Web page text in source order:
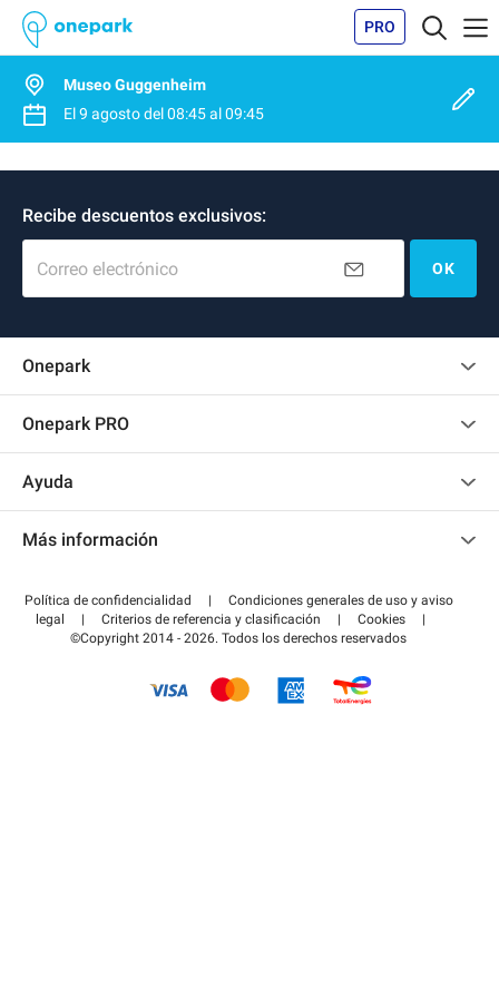
PRO
Museo Guggenheim
El9 agostodel08:45al09:45
Recibe descuentos exclusivos:
Correo electrónico OK
Onepark
Onepark PRO
Convertirse en colaborador
Acceder a mi área de colaborador
Ayuda
Pagar el aparcamiento FLOW
Más información
Guía de estacionamiento
Política de confidencialidad |
Condiciones generales de uso y aviso
legal
| Criterios de referencia y clasificación | Cookies
|
©Copyright 2014 - 2026. Todos los derechos reservados